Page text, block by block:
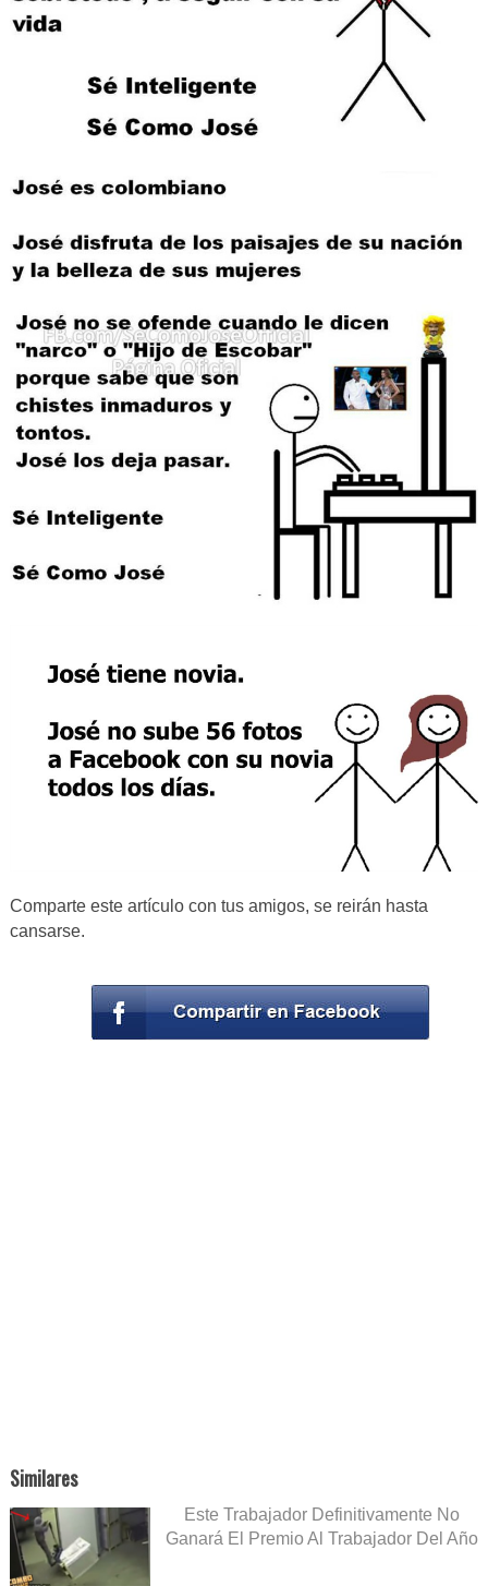
Comparte este artículo con tus amigos, se reirán hasta
cansarse.
Similares
Este Trabajador Definitivamente No
Ganará El Premio Al Trabajador Del Año